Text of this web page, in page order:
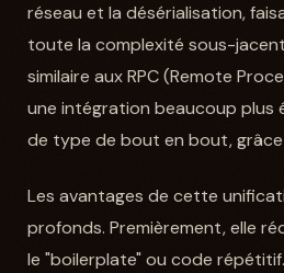
réseau et la désérialisation,
toute la complexité sous-
similaire aux RPC (Remote
une intégration beaucoup
de type de bout en bout,
Les avantages de cette
profonds. Premièrement, elle
le "boilerplate" ou code